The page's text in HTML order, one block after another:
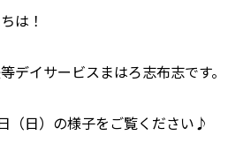
は！
デイサービスまはろ志布志です。
（日）の様子をご覧ください♪